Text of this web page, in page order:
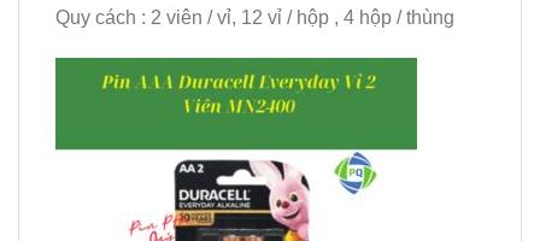
Quy cách : 2 viên / vỉ, 12 vỉ / hộp , 4 hộp / thùng